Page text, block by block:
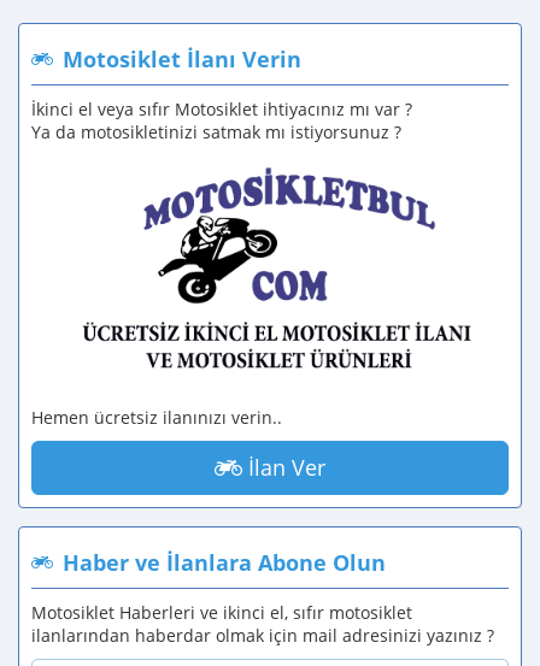
Motosiklet İlanı Verin
İkinci el veya sıfır Motosiklet ihtiyacınız mı var ?
Ya da motosikletinizi satmak mı istiyorsunuz ?
Hemen ücretsiz ilanınızı verin..
İlan Ver
Haber ve İlanlara Abone Olun
Motosiklet Haberleri ve ikinci el, sıfır motosiklet
ilanlarından haberdar olmak için mail adresinizi yazınız ?